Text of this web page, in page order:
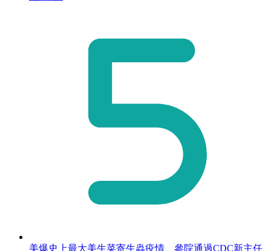
美爆史上最大美生菜寄生蟲疫情 參院通過CDC新主任